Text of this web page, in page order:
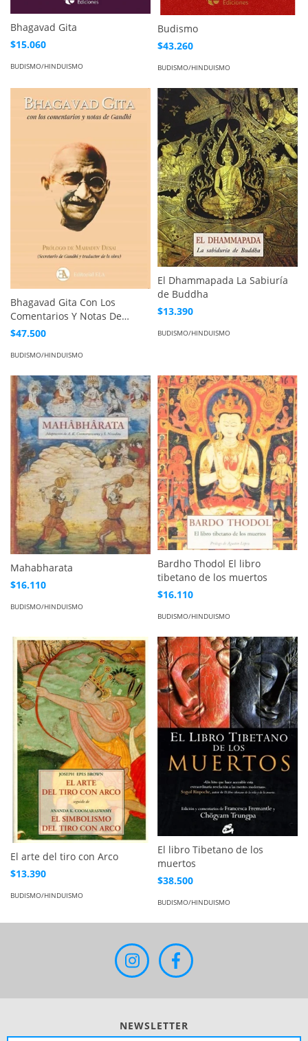
Bhagavad Gita
$15.060
BUDISMO/HINDUISMO
Budismo
$43.260
BUDISMO/HINDUISMO
Bhagavad Gita Con Los
Comentarios Y Notas De
Gandhi
$47.500
BUDISMO/HINDUISMO
El Dhammapada La Sabiuría
de Buddha
$13.390
BUDISMO/HINDUISMO
Mahabharata
$16.110
BUDISMO/HINDUISMO
Bardho Thodol El libro
tibetano de los muertos
$16.110
BUDISMO/HINDUISMO
El arte del tiro con Arco
$13.390
BUDISMO/HINDUISMO
El libro Tibetano de los
muertos
$38.500
BUDISMO/HINDUISMO
NEWSLETTER